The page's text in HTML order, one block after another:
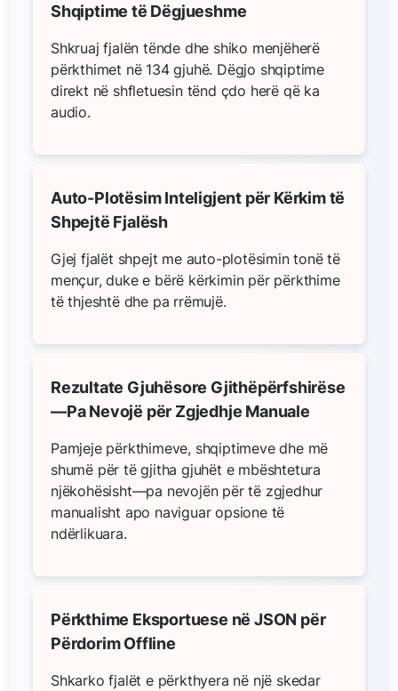
Shqiptime të Dëgjueshme
Shkruaj fjalën tënde dhe shiko menjëherë
përkthimet në 134 gjuhë. Dëgjo shqiptime
direkt në shfletuesin tënd çdo herë që ka
audio.
Auto-Plotësim Inteligjent për Kërkim të
Shpejtë Fjalësh
Gjej fjalët shpejt me auto-plotësimin tonë të
mençur, duke e bërë kërkimin për përkthime
të thjeshtë dhe pa rrëmujë.
Rezultate Gjuhësore Gjithëpërfshirëse
—Pa Nevojë për Zgjedhje Manuale
Pamjeje përkthimeve, shqiptimeve dhe më
shumë për të gjitha gjuhët e mbështetura
njëkohësisht—pa nevojën për të zgjedhur
manualisht apo naviguar opsione të
ndërlikuara.
Përkthime Eksportuese në JSON për
Përdorim Offline
Shkarko fjalët e përkthyera në një skedar